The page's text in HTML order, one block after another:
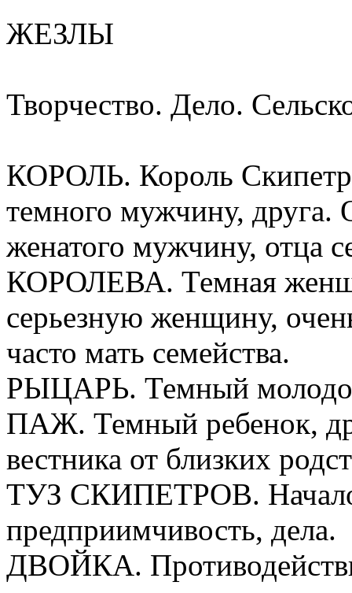
ЖЕЗЛЫ
Творчество. Дело.
КОРОЛЬ. Король
темного мужчину, друга.
женатого мужчину, отца
КОРОЛЕВА. Темная
серьезную женщину,
часто мать семейства.
РЫЦАРЬ. Темный
ПАЖ. Темный ребенок,
вестника от близких
ТУЗ СКИПЕТРОВ.
предприимчивость, дела.
ДВОЙКА.